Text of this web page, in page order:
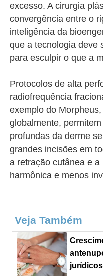
excesso. A cirurgia
convergência entre o
inteligência da
que a tecnologia deve
para esculpir o que a
Protocolos de alta
radiofrequência
exemplo do
globalmente,
profundas da derme
grandes incisões em
a retração cutânea e
harmônica e menos
Veja Também